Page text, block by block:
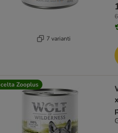
7 varianti
Zooplus